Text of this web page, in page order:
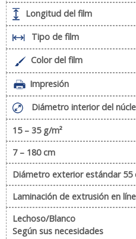
Longitud del film
Tipo de film
Color del film
Impresión
Diámetro interior del
15 – 35 g/m²
7 – 180 cm
Diámetro exterior estándar 55
Laminación de extrusión en
Lechoso/Blanco
Según sus necesidades